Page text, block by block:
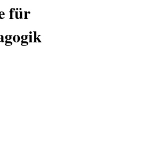
für